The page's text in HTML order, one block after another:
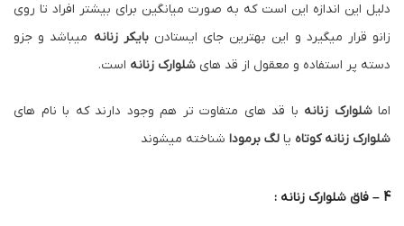
دلیل این اندازه این است که به صورت میانگین برای بیشتر افراد تا روی
زانو قرار میگیرد و این بهترین جای ایستادنبایکر زنانه میباشد و جزو
دسته پر استفاده و معقول از قد های شلوارک زنانه است.
اماشلوارک زنانه با قد های متفاوت تر هم وجود دارند که با نام های
شلوارک زنانه کوتاه یا لگ برمودا شناخته میشوند
4 – فاق شلوارک زنانه :